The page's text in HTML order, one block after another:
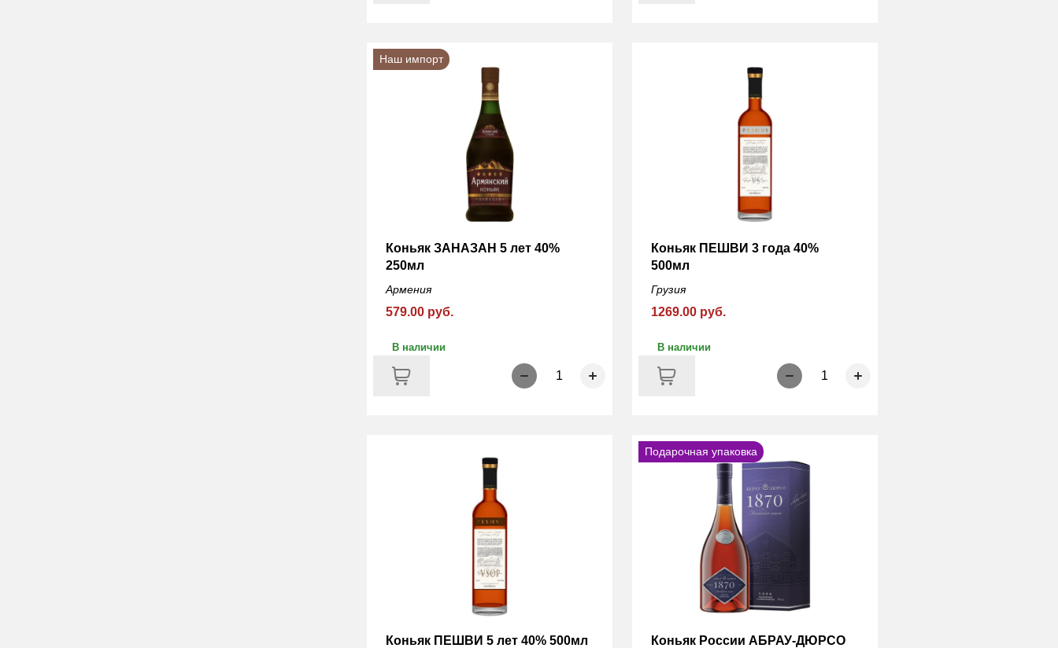
Наш импорт
Коньяк ЗАНАЗАН 5 лет 40%
250мл
Армения
579.00 руб.
В наличии
1
Коньяк ПЕШВИ 3 года 40%
500мл
Грузия
1269.00 руб.
В наличии
1
Коньяк ПЕШВИ 5 лет 40% 500мл
Подарочная упаковка
Коньяк России АБРАУ-ДЮРСО